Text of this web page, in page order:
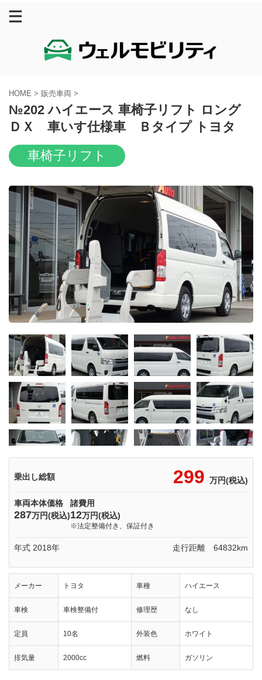
HOME > 販売車両 >
№202 ハイエース 車椅子リフト ロング
ＤＸ 車いす仕様車 Ｂタイプ トヨタ
車椅子リフト
乗出し総額 299 万円(税込)
車両本体価格
287万円(税込)
諸費用
12万円(税込)
※法定整備付き、保証付き
年式 2018年 走行距離 64832km
メーカー トヨタ 車種 ハイエース
車検 車検整備付 修理歴 なし
定員 10名 外装色 ホワイト
排気量 2000cc 燃料 ガソリン